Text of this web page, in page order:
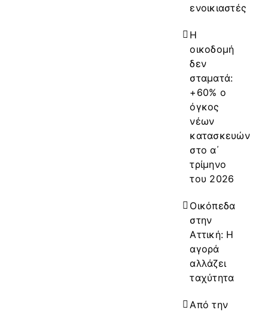
ενοικιαστές
Η
οικοδομή
δεν
σταματά:
+60% ο
όγκος
νέων
κατασκευών
στο α΄
τρίμηνο
του 2026
Οικόπεδα
στην
Αττική: Η
αγορά
αλλάζει
ταχύτητα
Από την